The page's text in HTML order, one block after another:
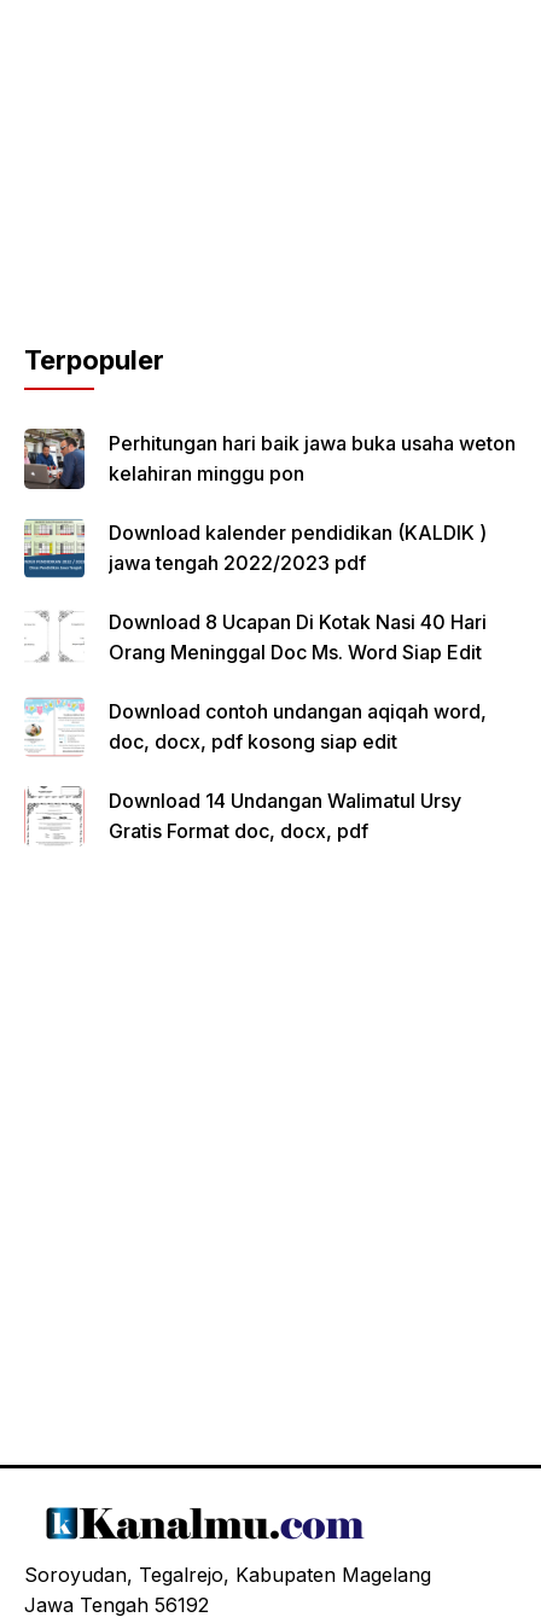
Terpopuler
Perhitungan hari baik jawa buka usaha weton
kelahiran minggu pon
Download kalender pendidikan (KALDIK )
jawa tengah 2022/2023 pdf
Download 8 Ucapan Di Kotak Nasi 40 Hari
Orang Meninggal Doc Ms. Word Siap Edit
Download contoh undangan aqiqah word,
doc, docx, pdf kosong siap edit
Download 14 Undangan Walimatul Ursy
Gratis Format doc, docx, pdf
Soroyudan, Tegalrejo, Kabupaten Magelang
Jawa Tengah 56192